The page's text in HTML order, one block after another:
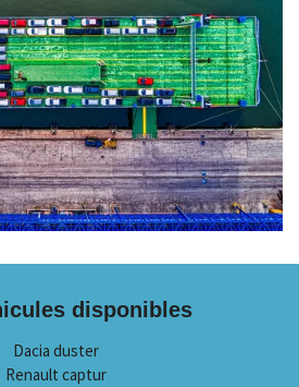
disponibles
Dacia duster
Renault captur